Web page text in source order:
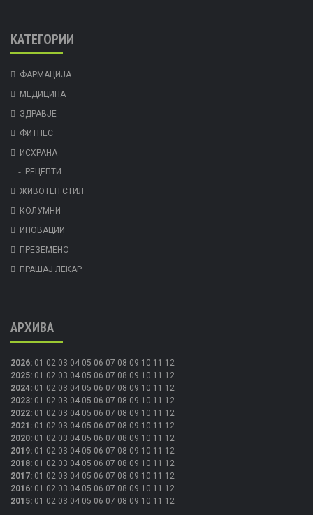
КАТЕГОРИИ
ФАРМАЦИЈА
МЕДИЦИНА
ЗДРАВЈЕ
ФИТНЕС
ИСХРАНА
РЕЦЕПТИ
ЖИВОТЕН СТИЛ
КОЛУМНИ
ИНОВАЦИИ
ПРЕЗЕМЕНО
ПРАШАЈ ЛЕКАР
АРХИВА
2026: 01 02 03 04 05 06 07 08 09 10 11 12
2025: 01 02 03 04 05 06 07 08 09 10 11 12
2024: 01 02 03 04 05 06 07 08 09 10 11 12
2023: 01 02 03 04 05 06 07 08 09 10 11 12
2022: 01 02 03 04 05 06 07 08 09 10 11 12
2021 : 01 02 03 04 05 06 07 08 09 10 11 12
2020: 01 02 03 04 05 06 07 08 09 10 11 12
2019: 01 02 03 04 05 06 07 08 09 10 11 12
2018: 01 02 03 04 05 06 07 08 09 10 11 12
2017: 01 02 03 04 05 06 07 08 09 10 11 12
2016: 01 02 03 04 05 06 07 08 09 10 11 12
2015: 01 02 03 04 05 06 07 08 09 10 11 12